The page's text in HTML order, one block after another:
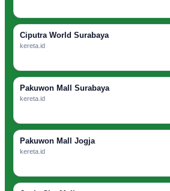
Ciputra World Surabaya
kereta.id
Pakuwon Mall Surabaya
kereta.id
Pakuwon Mall Jogja
kereta.id